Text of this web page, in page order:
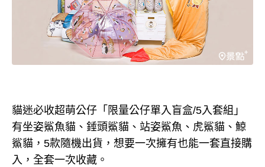
貓迷必收超萌公仔「限量公仔單入盲盒/5入套組」
有坐姿鯊魚貓、錘頭鯊貓、站姿鯊魚、虎鯊貓、鯨
鯊貓，5款隨機出貨，想要一次擁有也能一套直接購
入，全套一次收藏。